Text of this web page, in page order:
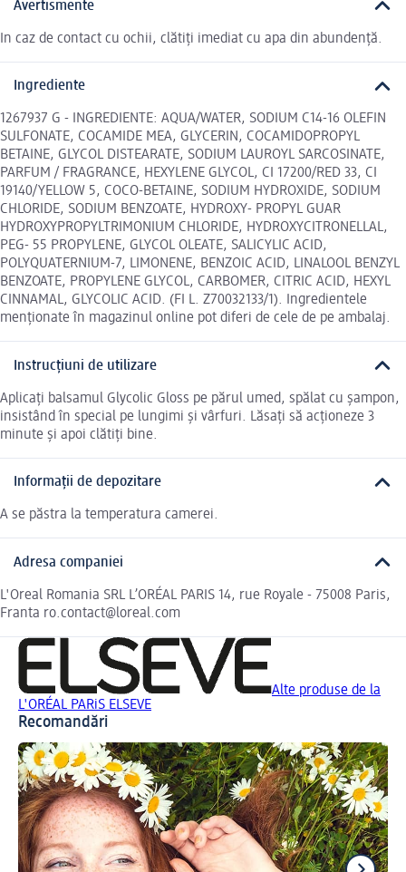
Avertismente
In caz de contact cu ochii, clătiți imediat cu apa din abundență.
Ingrediente
1267937 G - INGREDIENTE: AQUA/WATER, SODIUM C14-16 OLEFIN
SULFONATE, COCAMIDE MEA, GLYCERIN, COCAMIDOPROPYL
BETAINE, GLYCOL DISTEARATE, SODIUM LAUROYL SARCOSINATE,
PARFUM / FRAGRANCE, HEXYLENE GLYCOL, CI 17200/RED 33, CI
19140/YELLOW 5, COCO-BETAINE, SODIUM HYDROXIDE, SODIUM
CHLORIDE, SODIUM BENZOATE, HYDROXY- PROPYL GUAR
HYDROXYPROPYLTRIMONIUM CHLORIDE, HYDROXYCITRONELLAL,
PEG- 55 PROPYLENE, GLYCOL OLEATE, SALICYLIC ACID,
POLYQUATERNIUM-7, LIMONENE, BENZOIC ACID, LINALOOL BENZYL
BENZOATE, PROPYLENE GLYCOL, CARBOMER, CITRIC ACID, HEXYL
CINNAMAL, GLYCOLIC ACID. (FI L. Z70032133/1). Ingredientele
menționate în magazinul online pot diferi de cele de pe ambalaj.
Instrucțiuni de utilizare
Aplicați balsamul Glycolic Gloss pe părul umed, spălat cu șampon,
insistând în special pe lungimi și vârfuri. Lăsați să acționeze 3
minute și apoi clătiți bine.
Informații de depozitare
A se păstra la temperatura camerei.
Adresa companiei
L'Oreal Romania SRL L’ORÉAL PARIS 14, rue Royale - 75008 Paris,
Franta ro.contact@loreal.com
Alte produse de la
L'ORÉAL PARiS ELSEVE
Recomandări